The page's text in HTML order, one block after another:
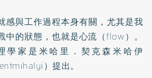
感與工作過程本身有關，尤其是我
中的狀態，也就是心流（flow）。
學家是米哈里．契克森米哈伊
）提出。